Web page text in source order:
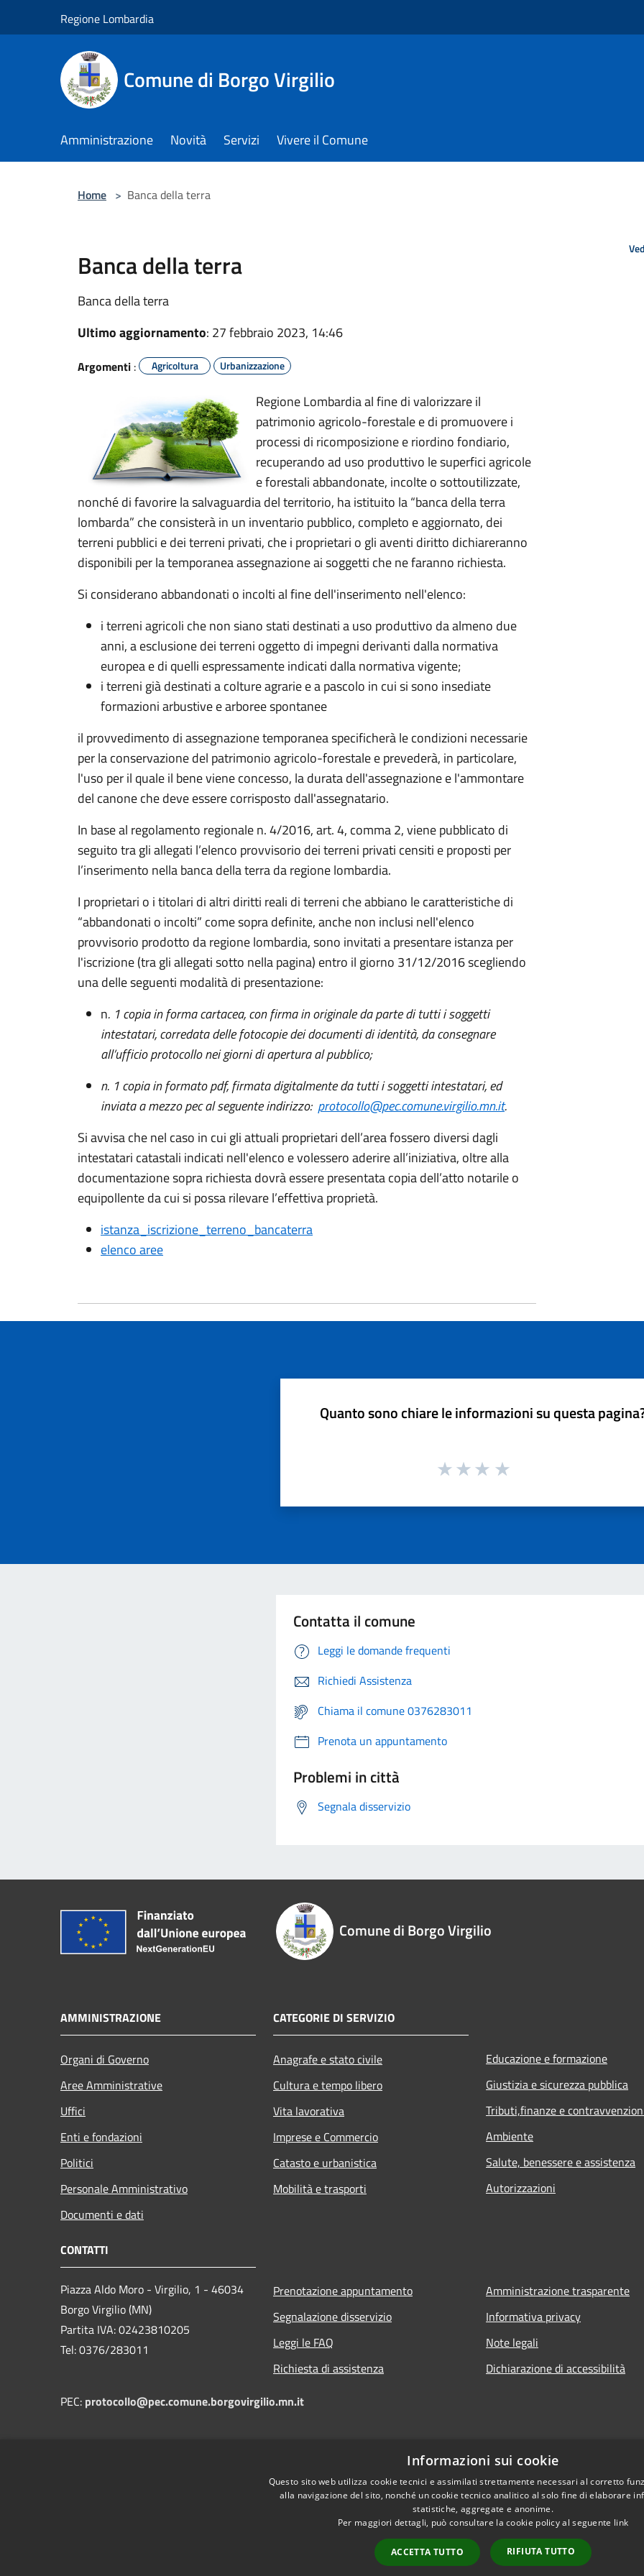
Regione Lombardia
Comune di Borgo Virgilio
Amministrazione Novità Servizi Vivere il Comune
Home > Banca della terra
Banca della terra
Banca della terra
Ultimo aggiornamento: 27 febbraio 2023, 14:46
Argomenti : Agricoltura Urbanizzazione
Regione Lombardia al fine di valorizzare il
patrimonio agricolo-forestale e di promuovere i
processi di ricomposizione e riordino fondiario,
recuperando ad uso produttivo le superfici agricole
e forestali abbandonate, incolte o sottoutilizzate,
nonché di favorire la salvaguardia del territorio, ha istituito la “banca della terra
lombarda” che consisterà in un inventario pubblico, completo e aggiornato, dei
terreni pubblici e dei terreni privati, che i proprietari o gli aventi diritto dichiareranno
disponibili per la temporanea assegnazione ai soggetti che ne faranno richiesta.
Si considerano abbandonati o incolti al fine dell'inserimento nell'elenco:
i terreni agricoli che non siano stati destinati a uso produttivo da almeno due
anni, a esclusione dei terreni oggetto di impegni derivanti dalla normativa
europea e di quelli espressamente indicati dalla normativa vigente;
i terreni già destinati a colture agrarie e a pascolo in cui si sono insediate
formazioni arbustive e arboree spontanee
il provvedimento di assegnazione temporanea specificherà le condizioni necessarie
per la conservazione del patrimonio agricolo-forestale e prevederà, in particolare,
l'uso per il quale il bene viene concesso, la durata dell'assegnazione e l'ammontare
del canone che deve essere corrisposto dall'assegnatario.
In base al regolamento regionale n. 4/2016, art. 4, comma 2, viene pubblicato di
seguito tra gli allegati l’elenco provvisorio dei terreni privati censiti e proposti per
l’inserimento nella banca della terra da regione lombardia.
I proprietari o i titolari di altri diritti reali di terreni che abbiano le caratteristiche di
“abbandonati o incolti” come sopra definite, anche non inclusi nell'elenco
provvisorio prodotto da regione lombardia, sono invitati a presentare istanza per
l'iscrizione (tra gli allegati sotto nella pagina) entro il giorno 31/12/2016 scegliendo
una delle seguenti modalità di presentazione:
n. 1 copia in forma cartacea, con firma in originale da parte di tutti i soggetti
intestatari, corredata delle fotocopie dei documenti di identità, da consegnare
all’ufficio protocollo nei giorni di apertura al pubblico;
n. 1 copia in formato pdf, firmata digitalmente da tutti i soggetti intestatari, ed
inviata a mezzo pec al seguente indirizzo: protocollo@pec.comune.virgilio.mn.it.
Si avvisa che nel caso in cui gli attuali proprietari dell’area fossero diversi dagli
intestatari catastali indicati nell'elenco e volessero aderire all’iniziativa, oltre alla
documentazione sopra richiesta dovrà essere presentata copia dell’atto notarile o
equipollente da cui si possa rilevare l’effettiva proprietà.
istanza_iscrizione_terreno_bancaterra
elenco aree
Quanto sono chiare le informazioni su questa
Contatta il comune
Leggi le domande frequenti
Richiedi Assistenza
Chiama il comune 0376283011
Prenota un appuntamento
Problemi in città
Segnala disservizio
Comune di Borgo Virgilio
AMMINISTRAZIONE
Organi di Governo
Aree Amministrative
Uffici
Enti e fondazioni
Politici
Personale Amministrativo
Documenti e dati
CATEGORIE DI SERVIZIO
Anagrafe e stato civile
Cultura e tempo libero
Vita lavorativa
Imprese e Commercio
Catasto e urbanistica
Mobilità e trasporti
Educazione e formazione
Giustizia e sicurezza pubblica
Tributi,finanze e
Ambiente
Salute, benessere e assistenza
Autorizzazioni
CONTATTI
Piazza Aldo Moro - Virgilio, 1 - 46034
Borgo Virgilio (MN)
Partita IVA: 02423810205
Tel: 0376/283011
PEC: protocollo@pec.comune.borgovirgilio.mn.it
Prenotazione appuntamento
Segnalazione disservizio
Leggi le FAQ
Richiesta di assistenza
Amministrazione trasparente
Informativa privacy
Note legali
Dichiarazione di accessibilità
Copyright © 2026 •
Informazioni sui cookie
Questo sito web utilizza cookie tecnici e assimilati strettamente necessari al corretto
alla navigazione del sito, nonché un cookie tecnico analitico al solo fine di elaborare
statistiche, aggregate e anonime.
Per maggiori dettagli, può consultare la cookie policy al seguente link
ACCETTA TUTTO RIFIUTA TUTTO